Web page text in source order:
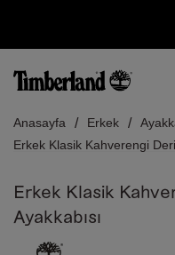
Anasayfa Erkek
Erkek Klasik Kahverengi Deri
Erkek Klasik
Ayakkabısı